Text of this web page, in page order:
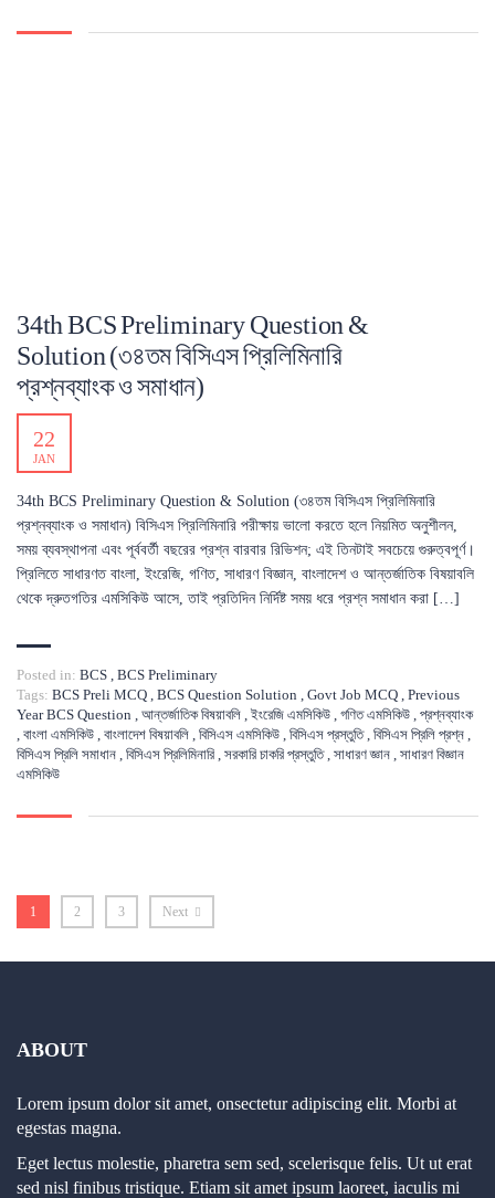
34th BCS Preliminary Question &
Solution (৩৪তম বিসিএস প্রিলিমিনারি
প্রশ্নব্যাংক ও সমাধান)
22
JAN
34th BCS Preliminary Question & Solution (৩৪তম বিসিএস প্রিলিমিনারি
প্রশ্নব্যাংক ও সমাধান) বিসিএস প্রিলিমিনারি পরীক্ষায় ভালো করতে হলে নিয়মিত অনুশীলন,
সময় ব্যবস্থাপনা এবং পূর্ববর্তী বছরের প্রশ্ন বারবার রিভিশন; এই তিনটাই সবচেয়ে গুরুত্বপূর্ণ।
প্রিলিতে সাধারণত বাংলা, ইংরেজি, গণিত, সাধারণ বিজ্ঞান, বাংলাদেশ ও আন্তর্জাতিক বিষয়াবলি
থেকে দ্রুতগতির এমসিকিউ আসে, তাই প্রতিদিন নির্দিষ্ট সময় ধরে প্রশ্ন সমাধান করা […]
Posted in: BCS , BCS Preliminary
Tags: BCS Preli MCQ , BCS Question Solution , Govt Job MCQ , Previous
Year BCS Question , আন্তর্জাতিক বিষয়াবলি , ইংরেজি এমসিকিউ , গণিত এমসিকিউ , প্রশ্নব্যাংক
, বাংলা এমসিকিউ , বাংলাদেশ বিষয়াবলি , বিসিএস এমসিকিউ , বিসিএস প্রস্তুতি, বিসিএস প্রিলি প্রশ্ন ,
বিসিএস প্রিলি সমাধান , বিসিএস প্রিলিমিনারি , সরকারি চাকরি প্রস্তুতি, সাধারণ জ্ঞান , সাধারণ বিজ্ঞান
এমসিকিউ
1 2 3 Next
ABOUT
Lorem ipsum dolor sit amet, onsectetur adipiscing elit. Morbi at
egestas magna.
Eget lectus molestie, pharetra sem sed, scelerisque felis. Ut ut erat
sed nisl finibus tristique. Etiam sit amet ipsum laoreet, iaculis mi